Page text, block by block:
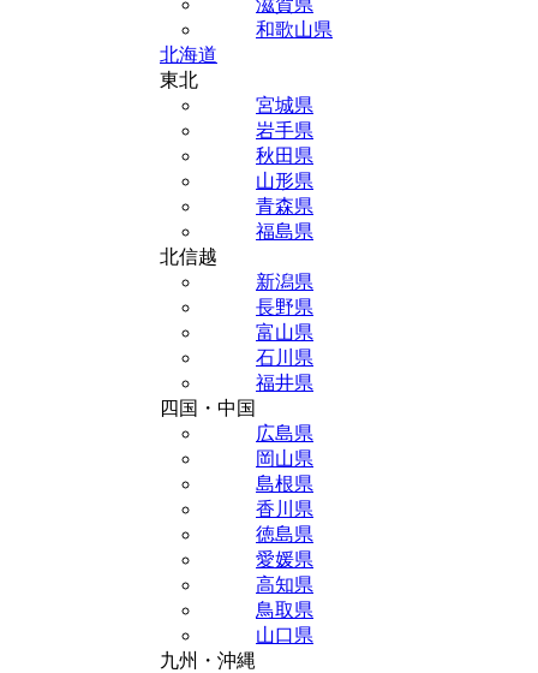
滋賀県
和歌山県
北海道
東北
宮城県
岩手県
秋田県
山形県
青森県
福島県
北信越
新潟県
長野県
富山県
石川県
福井県
四国・中国
広島県
岡山県
島根県
香川県
徳島県
愛媛県
高知県
鳥取県
山口県
九州・沖縄